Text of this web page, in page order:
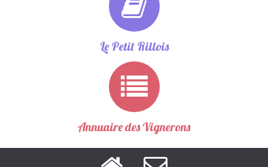
Le Petit Rillois
Annuaire des Vignerons